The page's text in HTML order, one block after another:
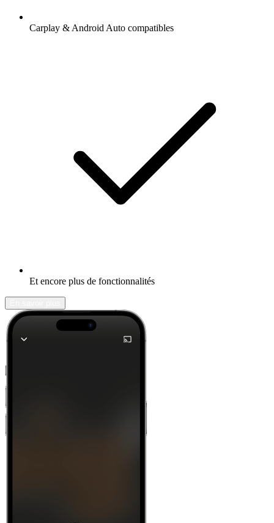
Carplay & Android Auto compatibles
Et encore plus de fonctionnalités